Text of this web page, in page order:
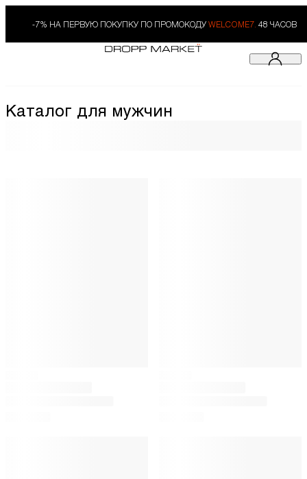
-7% НА ПЕРВУЮ ПОКУПКУ ПО ПРОМОКОДУ WELCOME7. 48 ЧАСОВ
Каталог для мужчин